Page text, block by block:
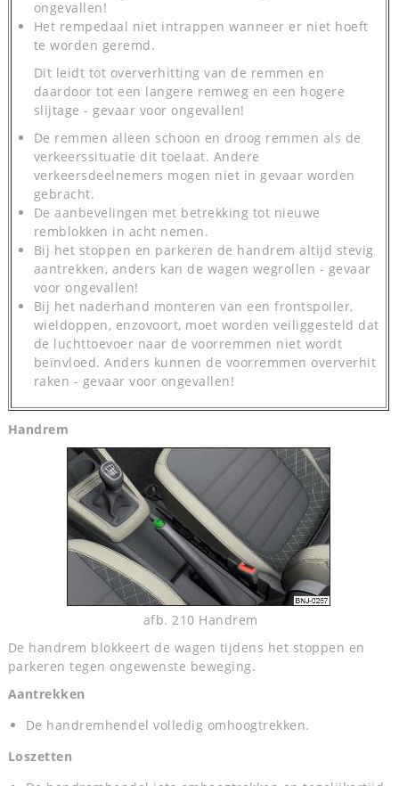
ongevallen!
Het rempedaal niet intrappen wanneer er niet hoeft
te worden geremd.
Dit leidt tot oververhitting van de remmen en
daardoor tot een langere remweg en een hogere
slijtage - gevaar voor ongevallen!
De remmen alleen schoon en droog remmen als de
verkeerssituatie dit toelaat. Andere
verkeersdeelnemers mogen niet in gevaar worden
gebracht.
De aanbevelingen met betrekking tot nieuwe
remblokken in acht nemen.
Bij het stoppen en parkeren de handrem altijd stevig
aantrekken, anders kan de wagen wegrollen - gevaar
voor ongevallen!
Bij het naderhand monteren van een frontspoiler,
wieldoppen, enzovoort, moet worden veiliggesteld dat
de luchttoevoer naar de voorremmen niet wordt
beïnvloed. Anders kunnen de voorremmen oververhit
raken - gevaar voor ongevallen!
Handrem
afb. 210 Handrem
De handrem blokkeert de wagen tijdens het stoppen en
parkeren tegen ongewenste beweging.
Aantrekken
De handremhendel volledig omhoogtrekken.
Loszetten